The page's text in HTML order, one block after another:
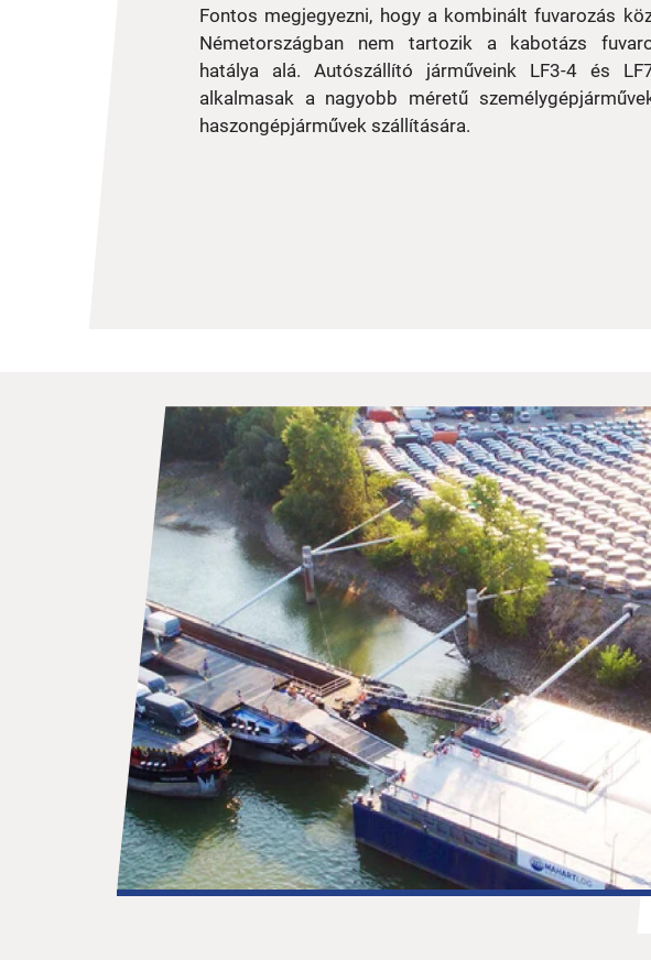
Fontos megjegyezni, hogy a kombinált fuvarozás
Németországban nem tartozik a kabotázs
hatálya alá. Autószállító járműveink LF3-4 és
alkalmasak a nagyobb méretű
haszongépjárművek szállítására.